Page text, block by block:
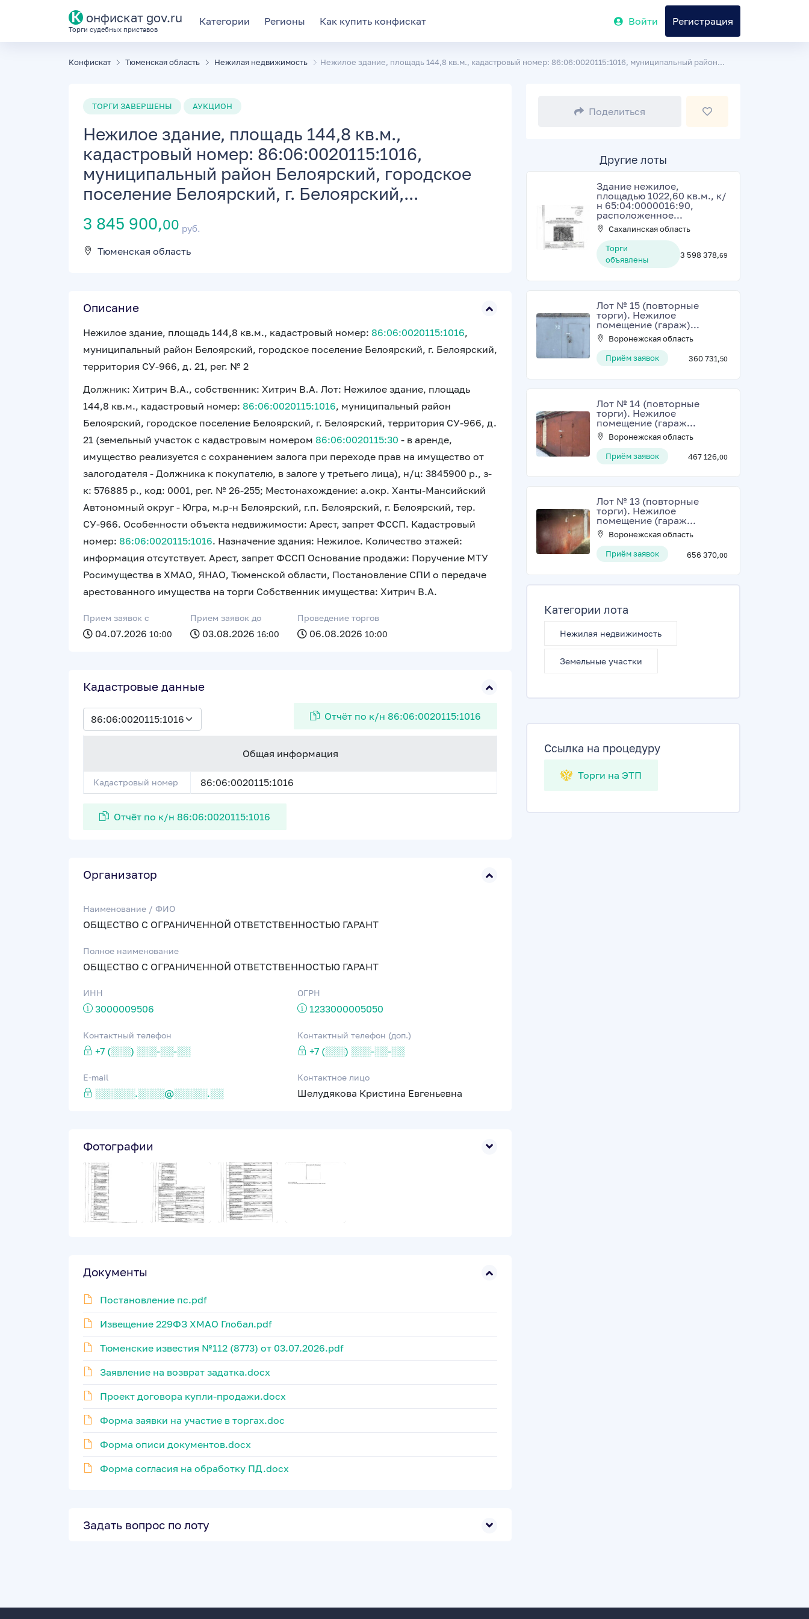
К онфискат gov.ru
Торги судебных приставов
Категории Регионы Как купить конфискат Войти Регистрация
Конфискат Тюменская область Нежилая недвижимость Нежилое здание, площадь 144,8 кв.м., кадастровый номер: 86:06:0020115:1016, муниципальный район...
ТОРГИ ЗАВЕРШЕНЫ АУКЦИОН
Нежилое здание, площадь 144,8 кв.м.,
кадастровый номер: 86:06:0020115:1016,
муниципальный район Белоярский, городское
поселение Белоярский, г. Белоярский,...
3 845 900,00 руб.
Тюменская область
Описание
Нежилое здание, площадь 144,8 кв.м., кадастровый номер: 86:06:0020115:1016,
муниципальный район Белоярский, городское поселение Белоярский, г. Белоярский,
территория СУ-966, д. 21, рег. № 2
Должник: Хитрич В.А., собственник: Хитрич В.А. Лот: Нежилое здание, площадь
144,8 кв.м., кадастровый номер: 86:06:0020115:1016, муниципальный район
Белоярский, городское поселение Белоярский, г. Белоярский, территория СУ-966, д.
21 (земельный участок с кадастровым номером 86:06:0020115:30 - в аренде,
имущество реализуется с сохранением залога при переходе прав на имущество от
залогодателя - Должника к покупателю, в залоге у третьего лица), н/ц: 3845900 р., з-
к: 576885 р., код: 0001, рег. № 26-255; Местонахождение: а.окр. Ханты-Мансийский
Автономный округ - Югра, м.р-н Белоярский, г.п. Белоярский, г. Белоярский, тер.
СУ-966. Особенности объекта недвижимости: Арест, запрет ФССП. Кадастровый
номер: 86:06:0020115:1016. Назначение здания: Нежилое. Количество этажей:
информация отсутствует. Арест, запрет ФССП Основание продажи: Поручение МТУ
Росимущества в ХМАО, ЯНАО, Тюменской области, Постановление СПИ о передаче
арестованного имущества на торги Собственник имущества: Хитрич В.А.
Прием заявок c
04.07.2026 10:00
Прием заявок до
03.08.2026 16:00
Проведение торгов
06.08.2026 10:00
Кадастровые данные
Отчёт по к/н 86:06:0020115:1016
Общая информация
Кадастровый номер 86:06:0020115:1016
Отчёт по к/н 86:06:0020115:1016
Организатор
Наименование / ФИО
ОБЩЕСТВО С ОГРАНИЧЕННОЙ ОТВЕТСТВЕННОСТЬЮ ГАРАНТ
Полное наименование
ОБЩЕСТВО С ОГРАНИЧЕННОЙ ОТВЕТСТВЕННОСТЬЮ ГАРАНТ
ИНН
3000009506
ОГРН
1233000005050
Контактный телефон
+7 (░░░) ░░░-░░-░░
Контактный телефон (доп.)
+7 (░░░) ░░░-░░-░░
E-mail
░░░░░░.░░░░@░░░░░.░░
Контактное лицо
Шелудякова Кристина Евгеньевна
Фотографии
Документы
Постановление пс.pdf
Извещение 229ФЗ ХМАО Глобал.pdf
Тюменские известия №112 (8773) от 03.07.2026.pdf
Заявление на возврат задатка.docx
Проект договора купли-продажи.docx
Форма заявки на участие в торгах.doc
Форма описи документов.docx
Форма согласия на обработку ПД.docx
Задать вопрос по лоту
Поделиться
Другие лоты
Здание нежилое,
площадью 1022,60 кв.м., к/
н 65:04:0000016:90,
расположенное...
Сахалинская область
Торги
объявлены
3 598 378,69
Лот № 15 (повторные
торги). Нежилое
помещение (гараж)...
Воронежская область
Приём заявок
360 731,50
Лот № 14 (повторные
торги). Нежилое
помещение (гараж...
Воронежская область
Приём заявок
467 126,00
Лот № 13 (повторные
торги). Нежилое
помещение (гараж...
Воронежская область
Приём заявок
656 370,00
Категории лота
Нежилая недвижимость
Земельные участки
Ссылка на процедуру
Торги на ЭТП